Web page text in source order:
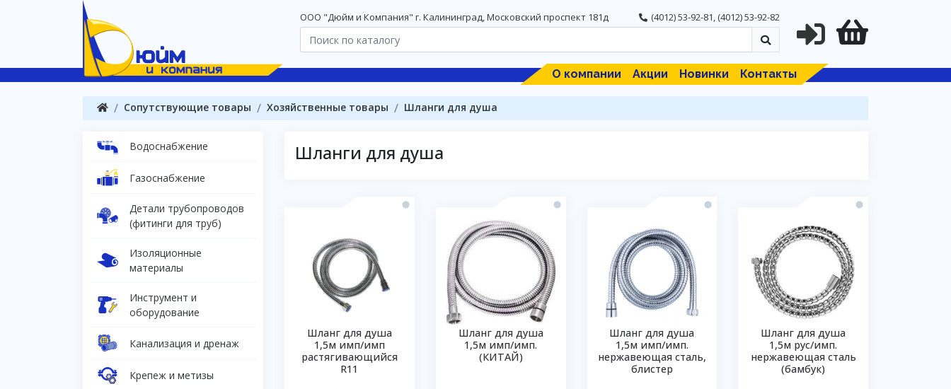
OOO "Дюйм и Компания" г. Калининград, Московский проспект 181д (4012) 53-92-81,(4012) 53-92-82
О компании Акции Новинки Контакты
Сопутствующие товары Хозяйственные товары Шланги для душа
Водоснабжение
Газоснабжение
Детали трубопроводов
(фитинги для труб)
Изоляционные
материалы
Инструмент и
оборудование
Канализация и дренаж
Крепеж и метизы
Шланги для душа
Шланг для душа
1,5м имп/имп
растягивающийся
R11
Шланг для душа
1,5м имп/имп.
(КИТАЙ)
Шланг для душа
1,5м имп/имп.
нержавеющая сталь,
блистер
Шланг для душа
1,5м рус/имп.
нержавеющая сталь
(бамбук)